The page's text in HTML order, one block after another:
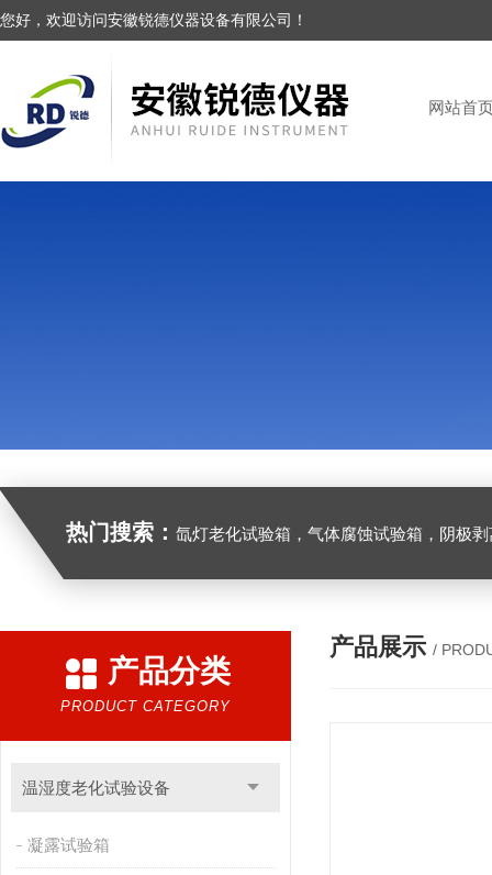
您好，欢迎访问安徽锐德仪器设备有限公司！
网站首
热门搜索： 氙灯老化试验箱，气体腐蚀试验箱，阴极剥离试验箱，防水防尘试验箱，盐雾箱，
产品分类
PRODUCT CATEGORY
温湿度老化试验设备
凝露试验箱
产品展示 /